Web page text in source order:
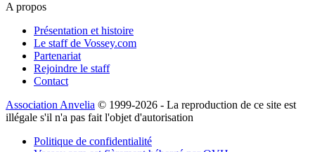
A propos
Présentation et histoire
Le staff de Vossey.com
Partenariat
Rejoindre le staff
Contact
Association Anvelia © 1999-2026 - La reproduction de ce site est
illégale s'il n'a pas fait l'objet d'autorisation
Politique de confidentialité